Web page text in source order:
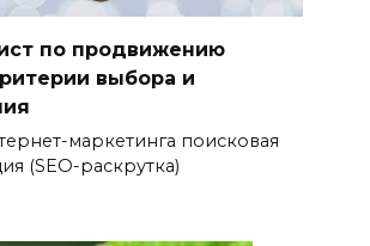
по продвижению
выбора и
маркетинга поисковая
(SEO-раскрутка)